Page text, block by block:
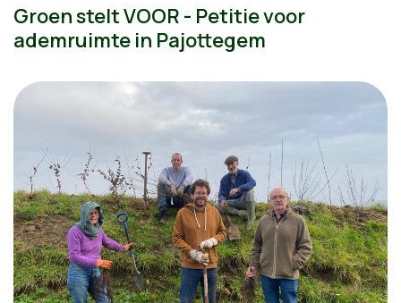
Groen stelt VOOR - Petitie voor
ademruimte in Pajottegem